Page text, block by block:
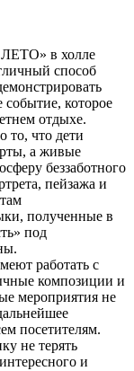
в холле
способ
которое
отдыхе.
то, что дети
а живые
беззаботного
пейзажа и
полученные в
под
работать с
композиции и
мероприятия не
посетителям.
не терять
и